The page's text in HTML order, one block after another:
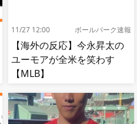
11/27 12:00 ボールパーク速報
【海外の反応】今永昇太の
ユーモアが全米を笑わす
【MLB】